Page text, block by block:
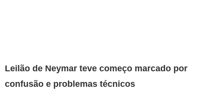
Leilão de Neymar teve começo marcado por
confusão e problemas técnicos